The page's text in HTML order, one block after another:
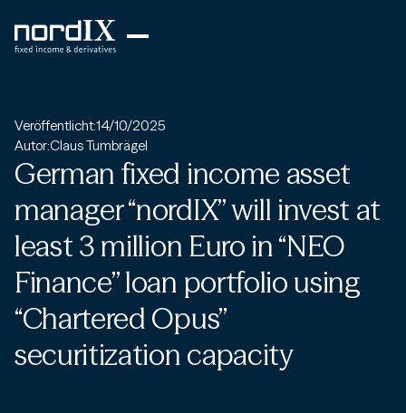
Veröffentlicht:14/10/2025
Autor:Claus Tumbrägel
German fixed income asset
manager “nordIX” will invest at
least 3 million Euro in “NEO
Finance” loan portfolio using
“Chartered Opus”
securitization capacity